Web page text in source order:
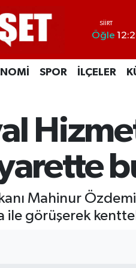
Öğle
SPOR İLÇELER
Mahinur
ile görüşerek